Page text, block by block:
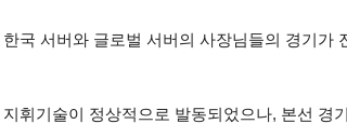
국 서버와 글로벌 서버의 사장님들의 경기
휘기술이 정상적으로 발동되었으나, 본선 경